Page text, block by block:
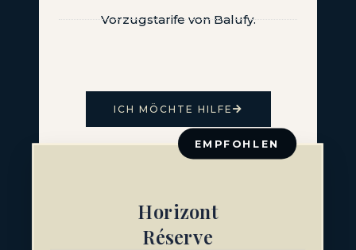
Vorzugstarife von Balufy.
ICH MÖCHTE HILFE
EMPFOHLEN
Horizont
Réserve